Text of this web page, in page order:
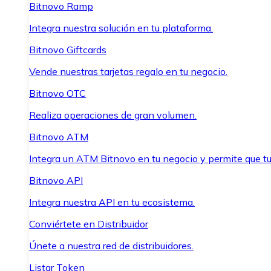
Bitnovo Ramp
Integra nuestra solución en tu plataforma.
Bitnovo Giftcards
Vende nuestras tarjetas regalo en tu negocio.
Bitnovo OTC
Realiza operaciones de gran volumen.
Bitnovo ATM
Integra un ATM Bitnovo en tu negocio y permite que
Bitnovo API
Integra nuestra API en tu ecosistema.
Conviértete en Distribuidor
Únete a nuestra red de distribuidores.
Listar Token